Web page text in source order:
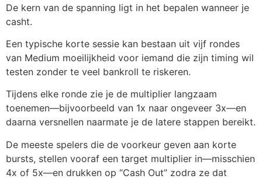
De kern van de spanning ligt in het bepalen wanneer je
casht.
Een typische korte sessie kan bestaan uit vijf rondes
van Medium moeilijkheid voor iemand die zijn timing wil
testen zonder te veel bankroll te riskeren.
Tijdens elke ronde zie je de multiplier langzaam
toenemen—bijvoorbeeld van 1x naar ongeveer 3x—en
daarna versnellen naarmate je de latere stappen bereikt.
De meeste spelers die de voorkeur geven aan korte
bursts, stellen vooraf een target multiplier in—misschien
4x of 5x—en drukken op “Cash Out” zodra ze dat